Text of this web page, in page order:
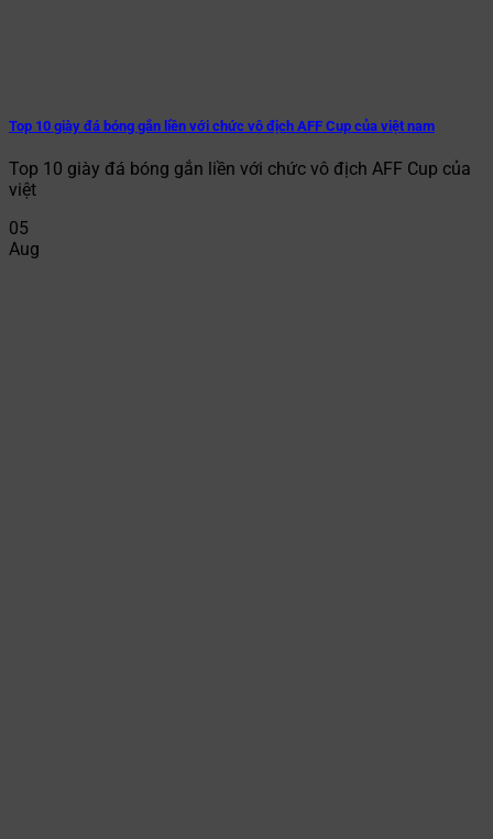
Top 10 giày đá bóng gắn liền với chức vô địch AFF Cup của việt nam
Top 10 giày đá bóng gắn liền với chức vô địch AFF Cup của
việt
05
Aug